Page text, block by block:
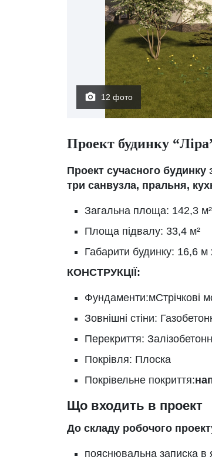
12 фото
Проект будинку
Проект сучасного будинку
три санвузла, пральня,
Загальна площа: 142,3 м²
Площа підвалу: 33,4 м²
Габарити будинку: 16,6 м
КОНСТРУКЦІЇ:
Фундаменти:мСтрічкові
Зовнішні стіни:
Перекриття:
Покрівля: Плоска
Покрівельне покриття:
Що входить в проект
До складу робочого
пояснювальна записка в